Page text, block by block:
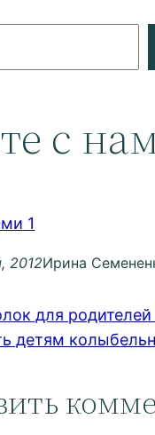
с
1
2012Ирина
для
детям